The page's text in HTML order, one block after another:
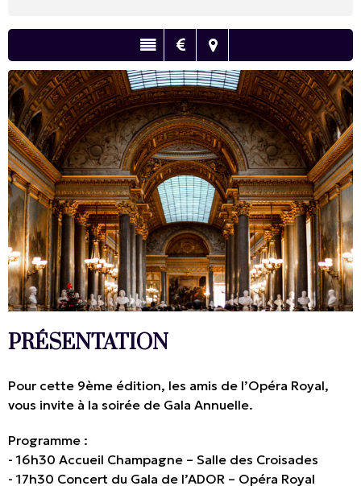
PRÉSENTATION
Pour cette 9ème édition, les amis de l’Opéra Royal,
vous invite à la soirée de Gala Annuelle.
Programme :
- 16h30 Accueil Champagne – Salle des Croisades
- 17h30 Concert du Gala de l’ADOR – Opéra Royal